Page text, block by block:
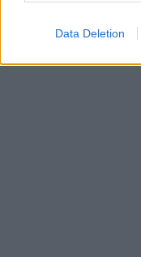
Data Deletion